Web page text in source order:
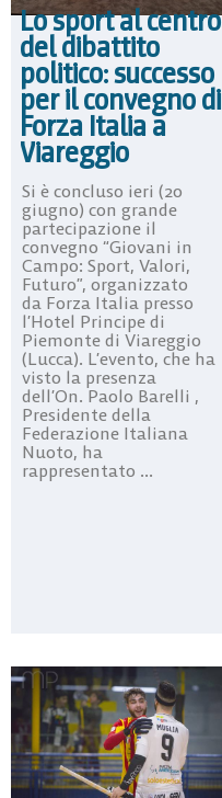
Lo sport al centro
del dibattito
politico: successo
per il convegno di
Forza Italia a
Viareggio
Si è concluso ieri (20
giugno) con grande
partecipazione il
convegno “Giovani in
Campo: Sport, Valori,
Futuro”, organizzato
da Forza Italia presso
l’Hotel Principe di
Piemonte di Viareggio
(Lucca). L’evento, che ha
visto la presenza
dell’On. Paolo Barelli ,
Presidente della
Federazione Italiana
Nuoto, ha
rappresentato ...